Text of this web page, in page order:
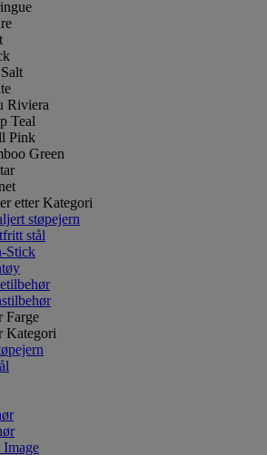
Riviera
Teal
Pink
Green
etter Kategori
støpejern
stål
Stick
Farge
Kategori